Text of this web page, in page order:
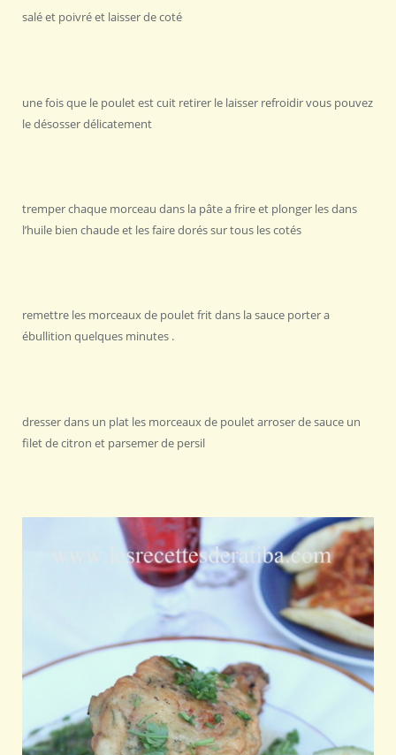
salé et poivré et laisser de coté
une fois que le poulet est cuit retirer le laisser refroidir vous pouvez
le désosser délicatement
tremper chaque morceau dans la pâte a frire et plonger les dans
l’huile bien chaude et les faire dorés sur tous les cotés
remettre les morceaux de poulet frit dans la sauce porter a
ébullition quelques minutes .
dresser dans un plat les morceaux de poulet arroser de sauce un
filet de citron et parsemer de persil